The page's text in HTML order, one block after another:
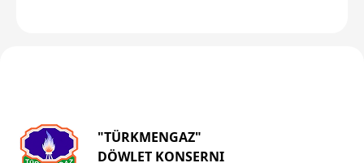
"TÜRKMENGAZ"
DÖWLET KONSERNI